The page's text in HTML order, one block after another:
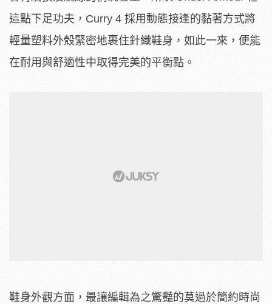
這點下足功夫，Curry 4 採用動態接逢的黏著方式將
輕量塑料外殼緊密地裹住針織鞋身，如此一來，便能
在耐用與舒適性中取得完美的平衡點。
鞋身外觀方面，最讓編輯為之驚豔的莫過於簡約時尚